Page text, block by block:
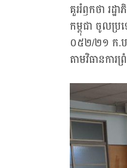
គួររំឭកថា រដ្
កម្ពុជា ចូលប្
០៥២/២១ ក.ប
តាមវិធានការ